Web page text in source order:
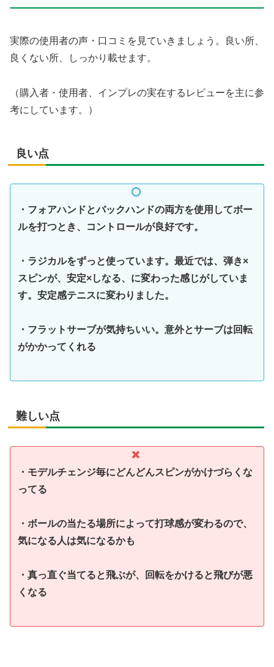
実際の使用者の声・口コミを見ていきましょう。良い所、
良くない所、しっかり載せます。
（購入者・使用者、インプレの実在するレビューを主に参
考にしています。）
良い点
・フォアハンドとバックハンドの両方を使用してボー
ルを打つとき、コントロールが良好です。
・ラジカルをずっと使っています。最近では、弾き×
スピンが、安定×しなる、に変わった感じがしていま
す。安定感テニスに変わりました。
・フラットサーブが気持ちいい。意外とサーブは回転
がかかってくれる
難しい点
・モデルチェンジ毎にどんどんスピンがかけづらくな
ってる
・ボールの当たる場所によって打球感が変わるので、
気になる人は気になるかも
・真っ直ぐ当てると飛ぶが、回転をかけると飛びが悪
くなる